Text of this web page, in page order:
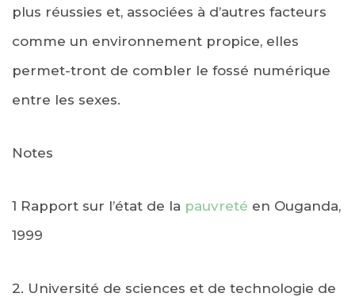
plus réussies et, associées à d’autres facteurs
comme un environnement propice, elles
permet-tront de combler le fossé numérique
entre les sexes.
Notes
1 Rapport sur l’état de la pauvreté en Ouganda,
1999
2. Université de sciences et de technologie de